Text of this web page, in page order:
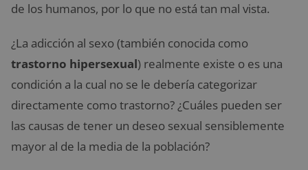
de los humanos, por lo que no está tan mal vista.
¿La adicción al sexo (también conocida como
trastorno hipersexual) realmente existe o es una
condición a la cual no se le debería categorizar
directamente como trastorno? ¿Cuáles pueden ser
las causas de tener un deseo sexual sensiblemente
mayor al de la media de la población?